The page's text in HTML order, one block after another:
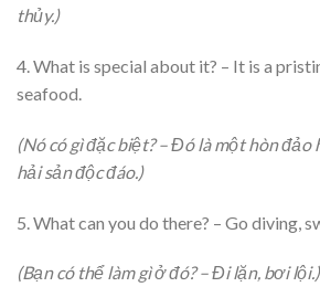
thủy.)
4. What is special about it? – It is a
seafood.
(Nó có gì đặc biệt? – Đó là một hòn đảo
hải sản độc đáo.)
5. What can you do there? – Go diving,
(Bạn có thể làm gì ở đó? – Đi lặn, bơi lội.)